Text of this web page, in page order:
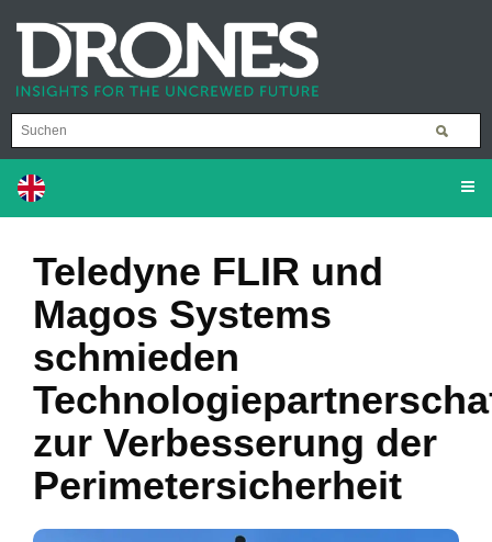
Teledyne FLIR und
Magos Systems
schmieden
zur Verbesserung der
Perimetersicherheit